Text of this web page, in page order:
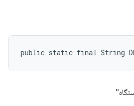
public static final String